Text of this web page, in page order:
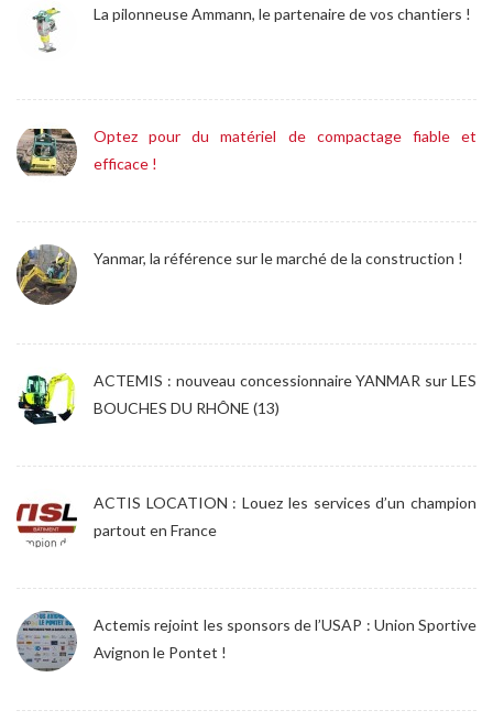
La pilonneuse Ammann, le partenaire de vos chantiers !
Optez pour du matériel de compactage fiable et
efficace !
Yanmar, la référence sur le marché de la construction !
ACTEMIS : nouveau concessionnaire YANMAR sur LES
BOUCHES DU RHÔNE (13)
ACTIS LOCATION : Louez les services d’un champion
partout en France
Actemis rejoint les sponsors de l’USAP : Union Sportive
Avignon le Pontet !